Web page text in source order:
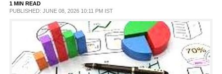
PHOTOS
LIFESTYLE
SPIRITUAL
1 MIN READ
PUBLISHED: JUNE 08, 2026 10:11 PM IST